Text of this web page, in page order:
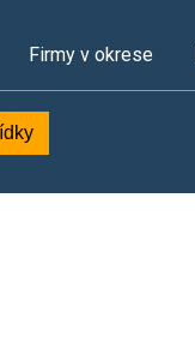
Firmy v okrese